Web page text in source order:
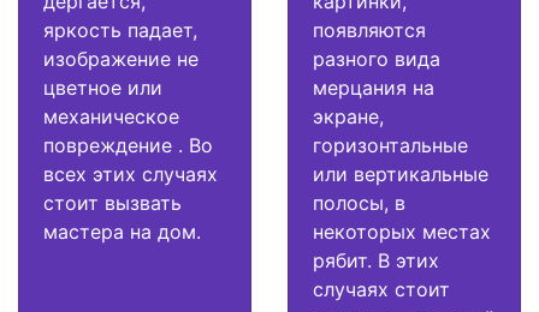
яркость падает,
изображение не
цветное или
механическое
повреждение . Во
всех этих случаях
стоит вызвать
мастера на дом.
появляются
разного вида
мерцания на
экране,
горизонтальные
или вертикальные
полосы, в
некоторых местах
рябит. В этих
случаях стоит